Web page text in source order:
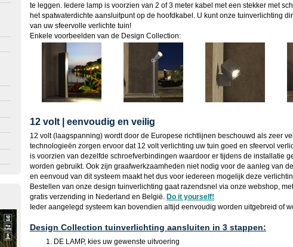
te leggen. Iedere lamp is voorzien van 2 of 3 meter kabel met een stekker met
het spatwaterdichte aansluitpunt op de hoofdkabel. U kunt onze tuinverlichting
van uw sfeervolle verlichte tuin!
Enkele voorbeelden van de Design Collection:
12 volt | eenvoudig en veilig
12 volt (laagspanning) wordt door de Europese richtlijnen beschouwd als zeer
technologieën zorgen ervoor dat 12 volt verlichting uw tuin goed en sfeervol
is voorzien van dezelfde schroefverbindingen waardoor er tijdens de installatie
worden gebruikt. Ook zijn graafwerkzaamheden niet nodig voor de aanleg van
en eenvoud van dit systeem maakt het dus voor iedereen mogelijk deze
Bestellen van onze design tuinverlichting gaat razendsnel via onze webshop,
gratis verzending in Nederland en België. Do it yourself!
Ieder aangelegd systeem kan bovendien altijd eenvoudig worden uitgebreid of
Design Collection tuinverlichting aansluiten in 3 stappen:
DE LAMP, kies uw gewenste uitvoering